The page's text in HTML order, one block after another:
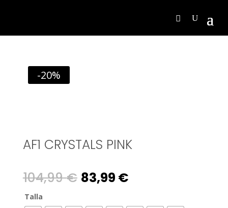
-20%
AF1 CRYSTALS PINK
104,99€ Original
83,99 €Current
Talla